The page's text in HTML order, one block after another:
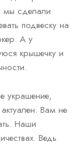
мы сделали
подвеску на
А у
крышечку и
украшение,
Вам не
Наши
Ведь